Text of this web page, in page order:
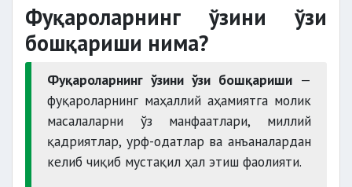
Фуқароларнинг ўзини ўзи
бошқариши нима?
Фуқароларнинг ўзини ўзи бошқариши —
фуқароларнинг маҳаллий аҳамиятга молик
масалаларни ўз манфаатлари, миллий
қадриятлар, урф-одатлар ва анъаналардан
келиб чиқиб мустақил ҳал этиш фаолияти.